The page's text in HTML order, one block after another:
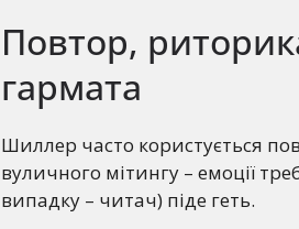
Повтор,
гармата
Шиллер часто користується
вуличного мітингу – емоції
випадку – читач) піде геть.